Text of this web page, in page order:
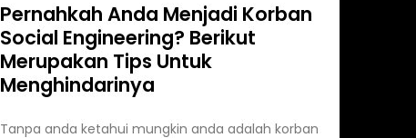
Pernahkah Anda Menjadi Korban
Social Engineering? Berikut
Merupakan Tips Untuk
Menghindarinya
Tanpa anda ketahui mungkin anda adalah korban